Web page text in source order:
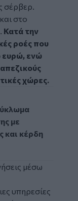
σέρβερ.
στο
Κατά την
ροές που
ευρώ, ενώ
χώρες.
πειρατικής
με
και κέρδη
μέσω
υπηρεσίες